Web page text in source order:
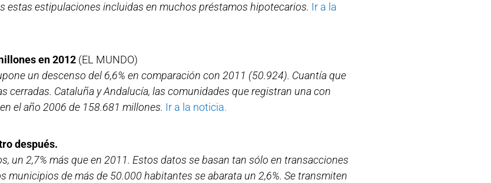
estas estipulaciones incluidas en muchos préstamos hipotecarios. Ir a la
en 2012 (EL MUNDO)
un descenso del 6,6% en comparación con 2011 (50.924). Cuantía que
cerradas. Cataluña y Andalucía, las comunidades que registran una con
el año 2006 de 158.681 millones. Ir a la noticia.
después.
un 2,7% más que en 2011. Estos datos se basan tan sólo en transacciones
municipios de más de 50.000 habitantes se abarata un 2,6%. Se transmiten